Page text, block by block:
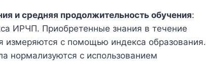
и средняя продолжительность обучения:
ИРЧП. Приобретенные знания в течение
измеряются с помощью индекса образования.
нормализуются с использованием